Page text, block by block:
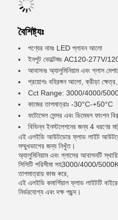
বৈশিষ্ট্যঃ
পণ্যের নামঃ LED প্লাবন আলো
ইনপুট ভোল্টেজঃ AC120-277V/
আবাসনঃ অ্যালুমিনিয়াম এবং গ্লাস
প্রয়োগঃ বহিরঙ্গন আলো, ক্রীড়া ক্ষেত্র,
Cct Range: 3000/4000/
কাজের তাপমাত্রাঃ -30°C-+50°C
ফটোসেল সেন্সর এবং ডিমেবল ফাংশন
বিভিন্ন ইনস্টলেশনের জন্য 4 ধরণের
এই এলইডি আউটডোর ফ্লাড লাইট
সম্মুখভাগের জন্য নিখুঁত।
অ্যালুমিনিয়াম এবং গ্লাসের আবাসনটি
সিসিটি পরিসীমা সহ3000/4000/5000K/
তাপমাত্রায় কাজ করে,
এই এলইডি কমার্শিয়াল ফ্লাড লাইটটি
নির্ভরযোগ্য এবং দক্ষ পছন্দ।